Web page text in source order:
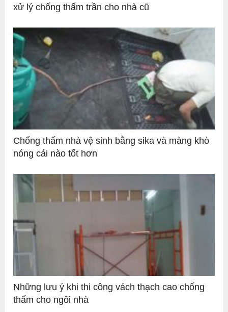
xử lý chống thấm trần cho nhà cũ
Chống thấm nhà vệ sinh bằng sika và màng khò
nóng cái nào tốt hơn
Những lưu ý khi thi công vách thạch cao chống
thấm cho ngôi nhà